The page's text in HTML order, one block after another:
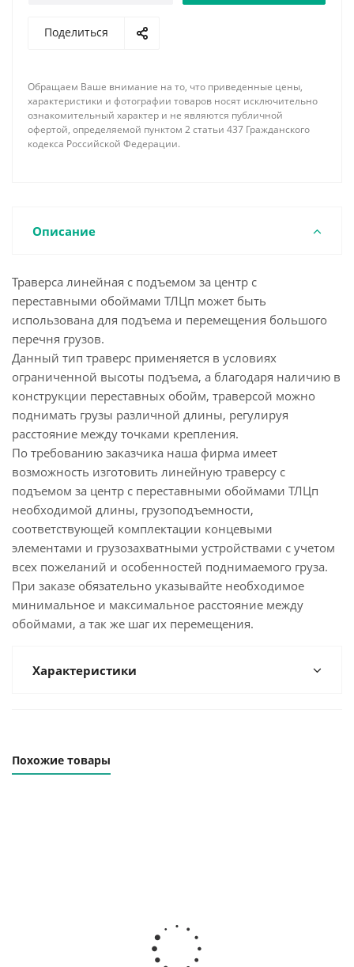
возможность изготовить линейную траверсу с
соответствующей комплектации концевыми
элементами и грузозахватными устройствами с
учетом всех пожеланий и особенностей
поднимаемого груза. При заказе обязательно
Поделиться
Обращаем Ваше внимание на то, что приведенные цены,
характеристики и фотографии товаров носят исключительно
ознакомительный характер и не являются публичной
офертой, определяемой пунктом 2 статьи 437 Гражданского
кодекса Российской Федерации.
Описание
Траверса линейная с подъемом за центр с
переставными обоймами ТЛЦп может быть
использована для подъема и перемещения большого
перечня грузов.
Данный тип траверс применяется в условиях
ограниченной высоты подъема, а благодаря наличию в
конструкции переставных обойм, траверсой можно
поднимать грузы различной длины, регулируя
расстояние между точками крепления.
По требованию заказчика наша фирма имеет
возможность изготовить линейную траверсу с
подъемом за центр с переставными обоймами ТЛЦп
необходимой длины, грузоподъемности,
соответствующей комплектации концевыми
элементами и грузозахватными устройствами с учетом
всех пожеланий и особенностей поднимаемого груза.
При заказе обязательно указывайте необходимое
минимальное и максимальное расстояние между
обоймами, а так же шаг их перемещения.
Характеристики
Похожие товары